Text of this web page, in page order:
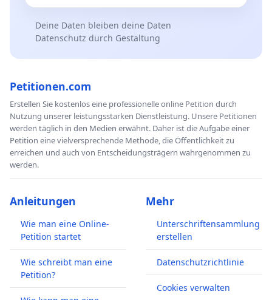
Deine Daten bleiben deine Daten
Datenschutz durch Gestaltung
Petitionen.com
Erstellen Sie kostenlos eine professionelle online Petition durch
Nutzung unserer leistungsstarken Dienstleistung. Unsere Petitionen
werden täglich in den Medien erwähnt. Daher ist die Aufgabe einer
Petition eine vielversprechende Methode, die Öffentlichkeit zu
erreichen und auch von Entscheidungsträgern wahrgenommen zu
werden.
Anleitungen
Wie man eine Online-
Petition startet
Wie schreibt man eine
Petition?
Mehr
Unterschriftensammlung
erstellen
Datenschutzrichtlinie
Cookies verwalten